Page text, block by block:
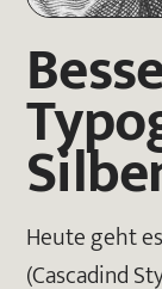
Heute geht
(Cascadind